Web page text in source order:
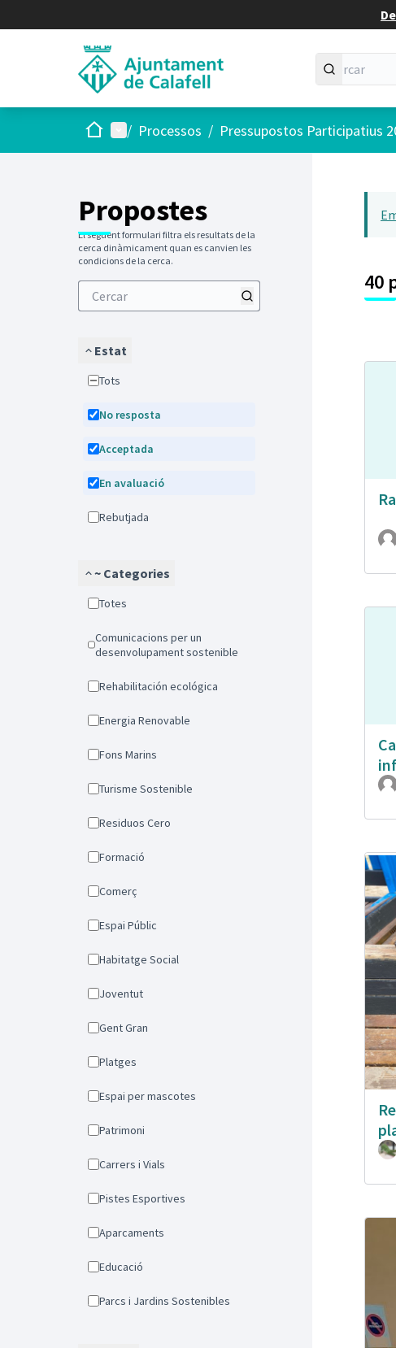
Inici Menú principal
/ Processos / Pressupostos Participatius
Propostes
El següent formulari filtra els resultats de la
cerca dinàmicament quan es canvien les
condicions de la cerca.
Estat
Tots
No resposta
Acceptada
En avaluació
Rebutjada
~ Categories
Totes
Comunicacions per un
desenvolupament sostenible
Rehabilitación ecológica
Energia Renovable
Fons Marins
Turisme Sostenible
Residuos Cero
Formació
Comerç
Espai Públic
Habitatge Social
Joventut
Gent Gran
Platges
Espai per mascotes
Patrimoni
Carrers i Vials
Pistes Esportives
Aparcaments
Educació
Parcs i Jardins Sostenibles
40